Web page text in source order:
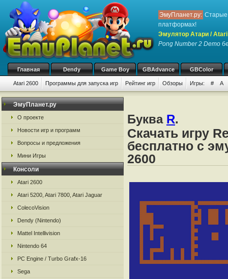
ЭмуПланет.ру: Старые
платформах!
Эмулятор Атари /
Pong Number 2 Demo
Главная Dendy Game Boy GBAdvance GBColor
Atari 2600 Программы для запуска игр Рейтинг игр Обзоры Игры: # A
ЭмуПланет.ру
О проекте
Новости игр и программ
Вопросы и предложения
Мини Игры
Консоли
Atari 2600
Atari 5200, Atari 7800, Atari Jaguar
ColecoVision
Dendy (Nintendo)
Mattel Intellivision
Nintendo 64
PC Engine / Turbo Grafx-16
Sega
Буква R.
Скачать игру
бесплатно с
2600